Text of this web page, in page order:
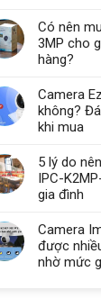
Có nên
3MP cho
hàng?
Camera
không?
khi mua
5 lý do
IPC-
gia đình
Camera
được
nhờ mức